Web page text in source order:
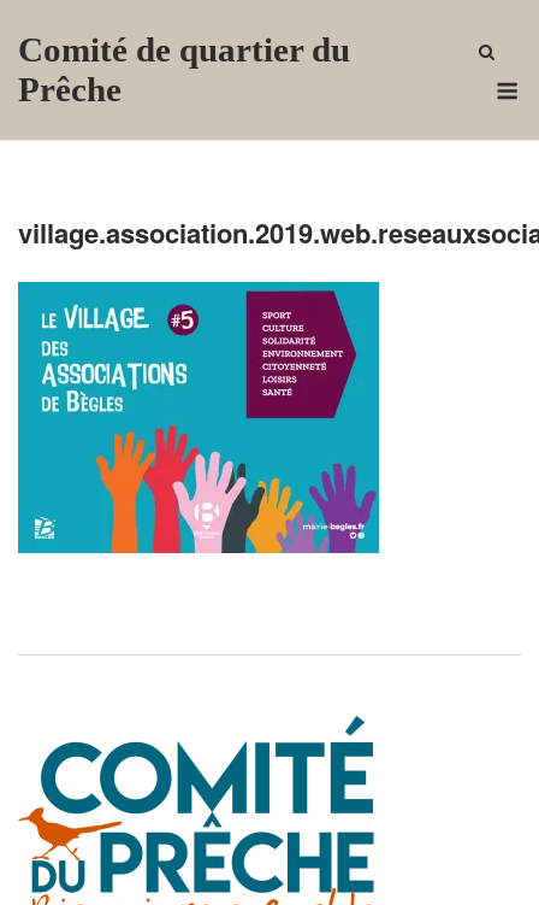
Comité de quartier du
Prêche